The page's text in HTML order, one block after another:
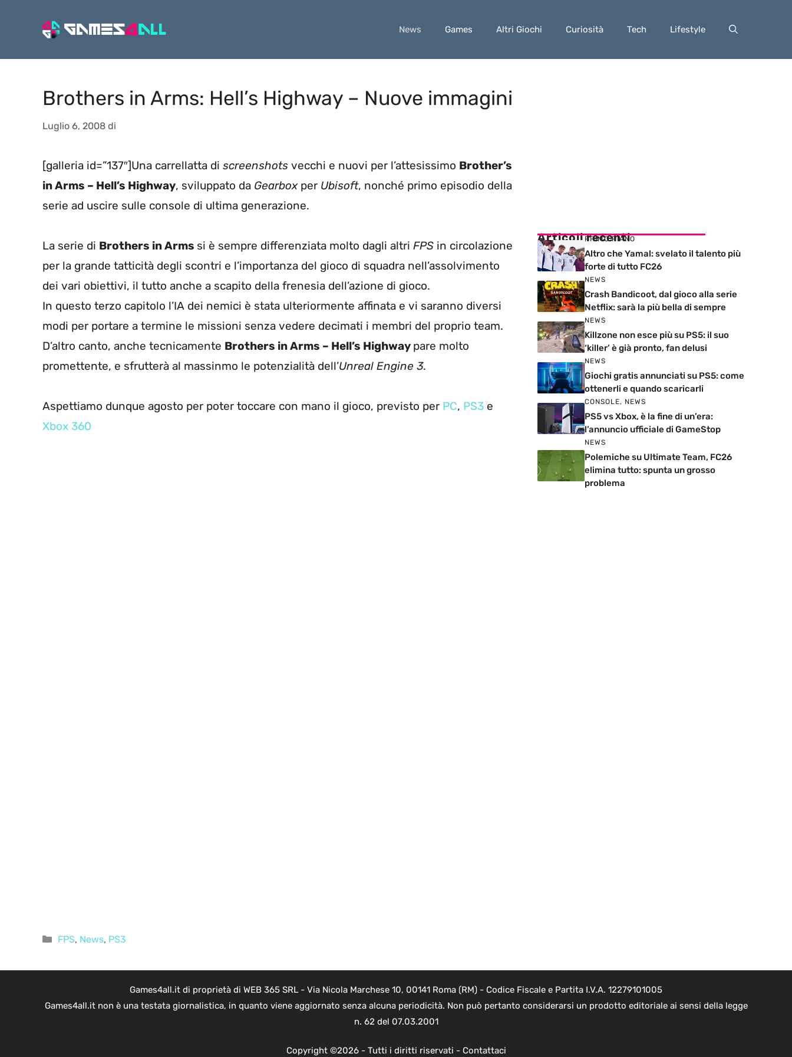
News Games Altri Giochi Curiosità Tech Lifestyle
Brothers in Arms: Hell’s Highway – Nuove immagini
Luglio 6, 2008 di
[galleria id=”137″]Una carrellatta di screenshots vecchi e nuovi per l’attesissimo Brother’s
in Arms – Hell’s Highway, sviluppato da Gearboxper Ubisoft, nonché primo episodio della
serie ad uscire sulle console di ultima generazione.
La serie di Brothers in Arms si è sempre differenziata molto dagli altri FPS in circolazione
per la grande tatticità degli scontri e l’importanza del gioco di squadra nell’assolvimento
dei vari obiettivi, il tutto anche a scapito della frenesia dell’azione di gioco.
In questo terzo capitolo l’IA dei nemici è stata ulteriormente affinata e vi saranno diversi
modi per portare a termine le missioni senza vedere decimati i membri del proprio team.
D’altro canto, anche tecnicamente Brothers in Arms – Hell’s Highway pare molto
promettente, e sfrutterà al massinmo le potenzialità dell’Unreal Engine 3.
Aspettiamo dunque agosto per poter toccare con mano il gioco, previsto per PC, PS3 e
Xbox 360
Categorie
FPS, News, PS3
Articoli recenti
PRIMO PIANO
Altro che Yamal: svelato il talento più
forte di tutto FC26
NEWS
Crash Bandicoot, dal gioco alla serie
Netflix: sarà la più bella di sempre
NEWS
Killzone non esce più su PS5: il suo
‘killer’ è già pronto, fan delusi
NEWS
Giochi gratis annunciati su PS5: come
ottenerli e quando scaricarli
CONSOLE, NEWS
PS5 vs Xbox, è la fine di un’era:
l’annuncio ufficiale di GameStop
NEWS
Polemiche su Ultimate Team, FC26
elimina tutto: spunta un grosso
problema
Games4all.it di proprietà di WEB 365 SRL - Via Nicola Marchese 10, 00141 Roma (RM) - Codice Fiscale e Partita I.V.A. 12279101005
Games4all.it non è una testata giornalistica, in quanto viene aggiornato senza alcuna periodicità. Non può pertanto considerarsi un prodotto editoriale ai sensi della legge
n. 62 del 07.03.2001
Copyright ©2026 - Tutti i diritti riservati - Contattaci